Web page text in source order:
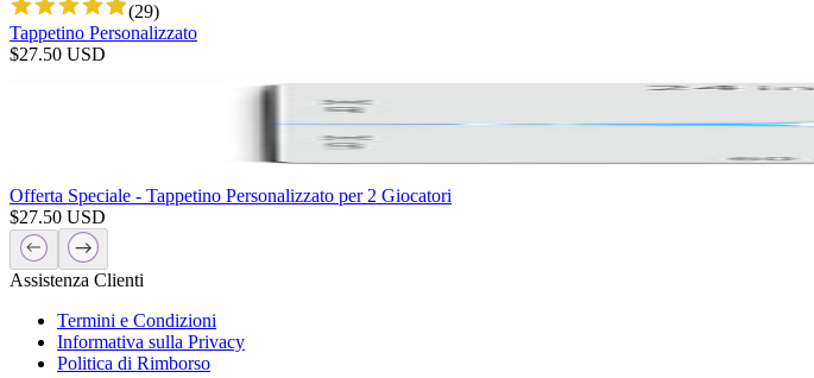
(29)
Tappetino Personalizzato
$27.50 USD
Offerta Speciale - Tappetino Personalizzato per 2 Giocatori
$27.50 USD
Assistenza Clienti
Termini e Condizioni
Informativa sulla Privacy
Politica di Rimborso